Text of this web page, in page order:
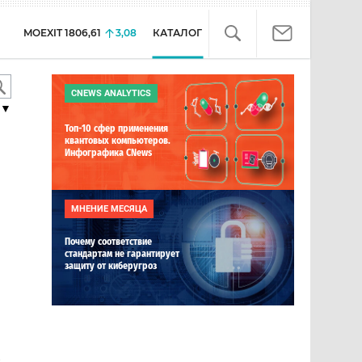
MOEXIT 1806,61 3,08 КАТАЛОГ
CNEWS ANALYTICS
Топ-10 сфер применения
квантовых компьютеров.
Инфографика CNews
МНЕНИЕ МЕСЯЦА
Почему соответствие
стандартам не гарантирует
защиту от киберугроз